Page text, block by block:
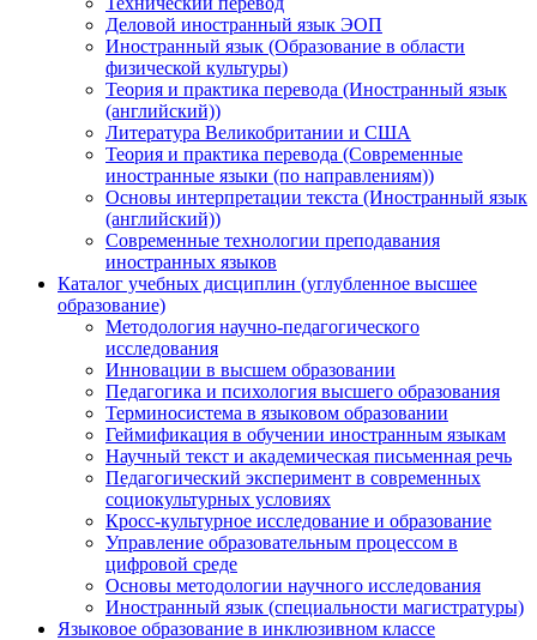
Деловой иностранный язык ЭОП
Иностранный язык (Образование в области
физической культуры)
Теория и практика перевода (Иностранный язык
(английский))
Литература Великобритании и США
Теория и практика перевода (Современные
иностранные языки (по направлениям))
Основы интерпретации текста (Иностранный язык
(английский))
Современные технологии преподавания
иностранных языков
Каталог учебных дисциплин (углубленное высшее
образование)
Методология научно-педагогического
исследования
Инновации в высшем образовании
Педагогика и психология высшего образования
Терминосистема в языковом образовании
Геймификация в обучении иностранным языкам
Научный текст и академическая письменная речь
Педагогический эксперимент в современных
социокультурных условиях
Кросс-культурное исследование и образование
Управление образовательным процессом в
цифровой среде
Основы методологии научного исследования
Иностранный язык (специальности магистратуры)
Языковое образование в инклюзивном классе